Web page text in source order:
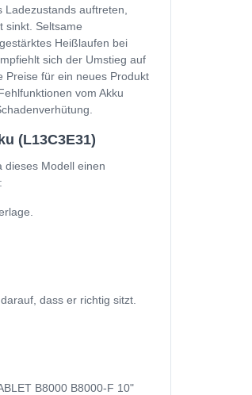
auftreten,
sinkt. Seltsame
Heißlaufen bei
sich der Umstieg auf
Preise für ein neues Produkt
vom Akku
(L13C3E31)
dieses Modell einen
dass er richtig sitzt.
B8000 B8000-F 10"